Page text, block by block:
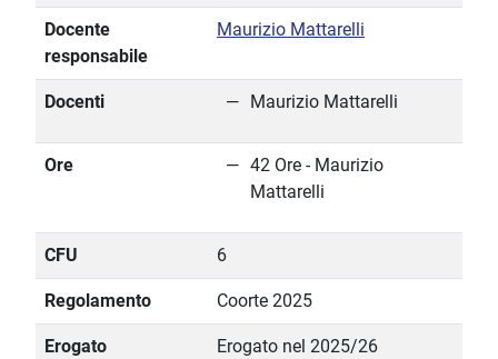
Docente
responsabile
Maurizio Mattarelli
Docenti Maurizio Mattarelli
Ore
42 Ore - Maurizio
Mattarelli
CFU 6
Regolamento Coorte 2025
Erogato Erogato nel 2025/26